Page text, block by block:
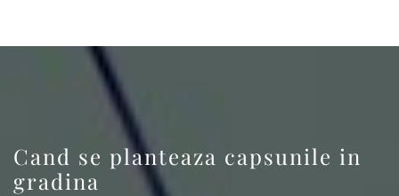
Cand se planteaza capsunile in
gradina